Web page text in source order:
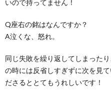
いので持ってません！
Q座右の銘はなんですか？
A泣くな、怒れ。
同じ失敗を繰り返してしまった
の時には反省しすぎずに次を見
ださるととてもうれしいです！